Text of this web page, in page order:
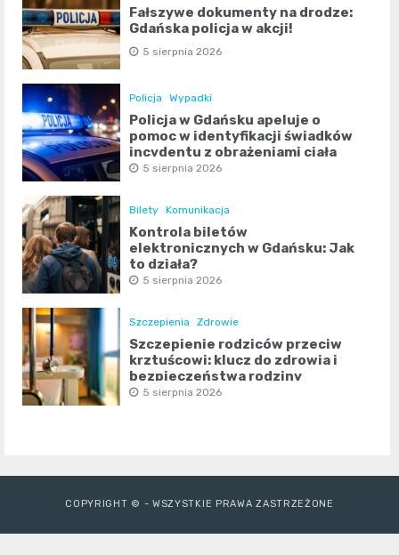
Fałszywe dokumenty na drodze:
Gdańska policja w akcji!
5 sierpnia 2026
Policja Wypadki
Policja w Gdańsku apeluje o
pomoc w identyfikacji świadków
incydentu z obrażeniami ciała
5 sierpnia 2026
Bilety Komunikacja
Kontrola biletów
elektronicznych w Gdańsku: Jak
to działa?
5 sierpnia 2026
Szczepienia Zdrowie
Szczepienie rodziców przeciw
krztuścowi: klucz do zdrowia i
bezpieczeństwa rodziny
5 sierpnia 2026
COPYRIGHT © - WSZYSTKIE PRAWA ZASTRZEŻONE